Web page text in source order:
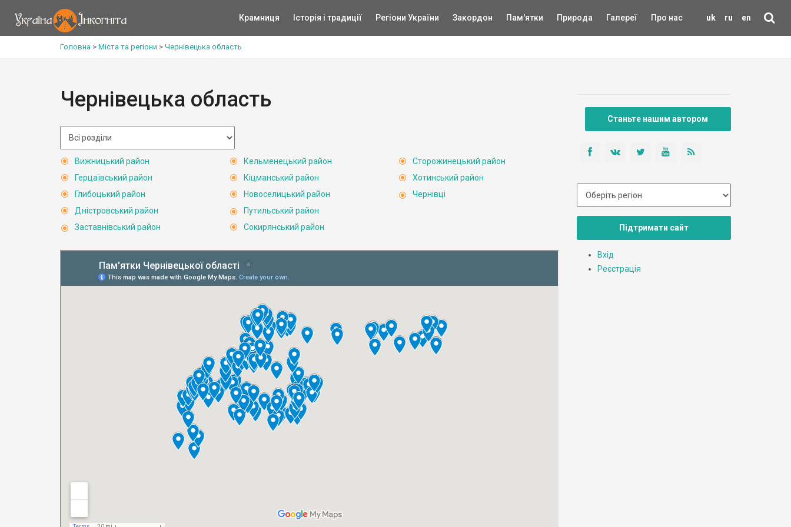
uk ru en
Крамниця Історія і традиції Регіони України Закордон Пам'ятки Природа Галереї Про нас
Головна > Міста та регіони > Чернівецька область
Чернівецька область
Вижницький район
Герцаївський район
Глибоцький район
Дністровський район
Заставнівський район
Кельменецький район
Кіцманський район
Новоселицький район
Путильський район
Сокирянський район
Сторожинецький район
Хотинський район
Чернівці
Станьте нашим автором
Підтримати сайт
Вхід
Реєстрація